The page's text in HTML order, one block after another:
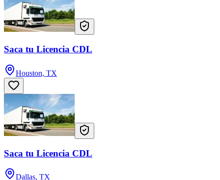
Saca tu Licencia CDL
Houston, TX
Saca tu Licencia CDL
Dallas, TX